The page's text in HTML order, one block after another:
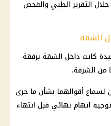
التقرير الطبي والفحص
الشقة
كانت داخل الشقة برفقة
الشرفة.
لسماع أقوالهما بشأن ما جرى
اتهام نهائي قبل انتهاء